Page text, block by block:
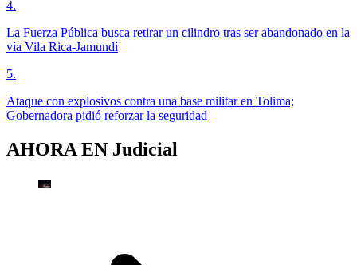
4.
La Fuerza Pública busca retirar un cilindro tras ser abandonado en la
vía Vila Rica-Jamundí
5.
Ataque con explosivos contra una base militar en Tolima;
Gobernadora pidió reforzar la seguridad
AHORA EN Judicial